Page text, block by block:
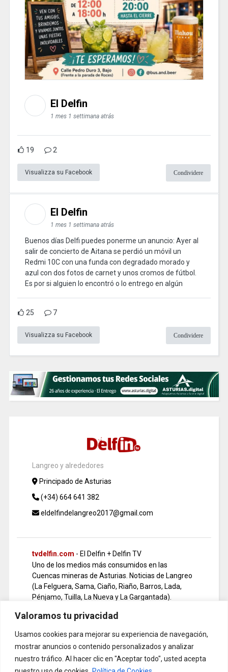
Valoramos tu privacidad
Usamos cookies para mejorar su experiencia de navegación,
mostrar anuncios o contenido personalizados y analizar
nuestro tráfico. Al hacer clic en "Aceptar todo", usted acepta
El Delfin
1 mes 1 settimana atrás
19 2
Visualizza su Facebook Condividere
El Delfin
1 mes 1 settimana atrás
Buenos días Delfi puedes ponerme un anuncio: Ayer al
salir de concierto de Aitana se perdió un móvil un
Redmi 10C con una funda con degradado morado y
azul con dos fotos de carnet y unos cromos de fútbol.
Es por si alguien lo encontró o lo entrego en algún
25 7
Visualizza su Facebook Condividere
Langreo y alrededores
Principado de Asturias
(+34) 664 641 382
eldelfindelangreo2017@gmail.com
tvdelfin.com - El Delfin + Delfin TV
Uno de los medios más consumidos en las
Cuencas mineras de Asturias. Noticias de Langreo
(La Felguera, Sama, Ciaño, Riaño, Barros, Lada,
Pénjamo, Tuilla, La Nueva y La Gargantada).
facebook +instagram
- eldelfindelangreo
Novedades de última hora y ayuda a gente